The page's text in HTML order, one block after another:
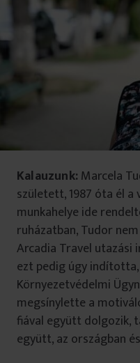
Kalauzunk: Marcela
született, 1987 óta él
munkahelye ide
ruházatban, Tudor
Arcadia Travel
ezt pedig úgy
Környezetvédelmi
megsínylette a
fiával együtt dolgozik,
együtt, az országban